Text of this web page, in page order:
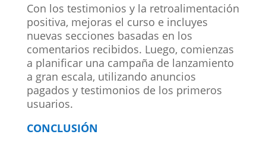
Con los testimonios y la retroalimentación
positiva, mejoras el curso e incluyes
nuevas secciones basadas en los
comentarios recibidos. Luego, comienzas
a planificar una campaña de lanzamiento
a gran escala, utilizando anuncios
pagados y testimonios de los primeros
usuarios.
CONCLUSIÓN